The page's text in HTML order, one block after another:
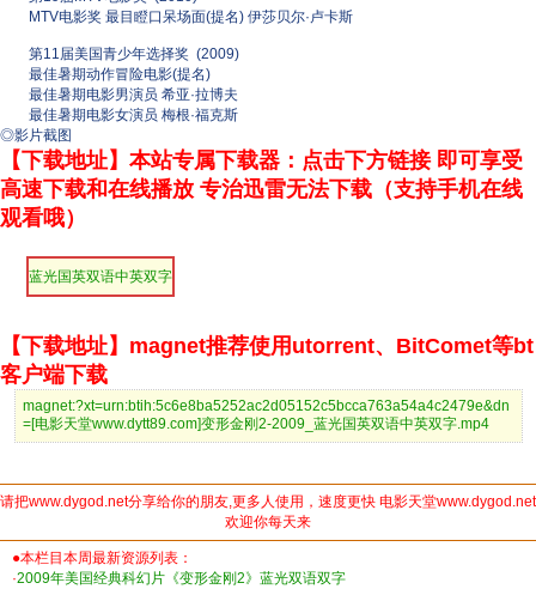
MTV电影奖 最目瞪口呆场面(提名) 伊莎贝尔·卢卡斯
第11届美国青少年选择奖 (2009)
最佳暑期动作冒险电影(提名)
最佳暑期电影男演员 希亚·拉博夫
最佳暑期电影女演员 梅根·福克斯
◎影片截图
【下载地址】本站专属下载器：点击下方链接 即可享受
高速下载和在线播放 专治迅雷无法下载（支持手机在线
观看哦）
蓝光国英双语中英双字
【下载地址】magnet推荐使用utorrent、BitComet等bt
客户端下载
magnet:?xt=urn:btih:5c6e8ba5252ac2d05152c5bcca763a54a4c2479e&dn
=[电影天堂www.dytt89.com]变形金刚2-2009_蓝光国英双语中英双字.mp4
请把www.dygod.net分享给你的朋友,更多人使用，速度更快 电影天堂www.dygod.net
欢迎你每天来
●本栏目本周最新资源列表：
·2009年美国经典科幻片《变形金刚2》蓝光双语双字